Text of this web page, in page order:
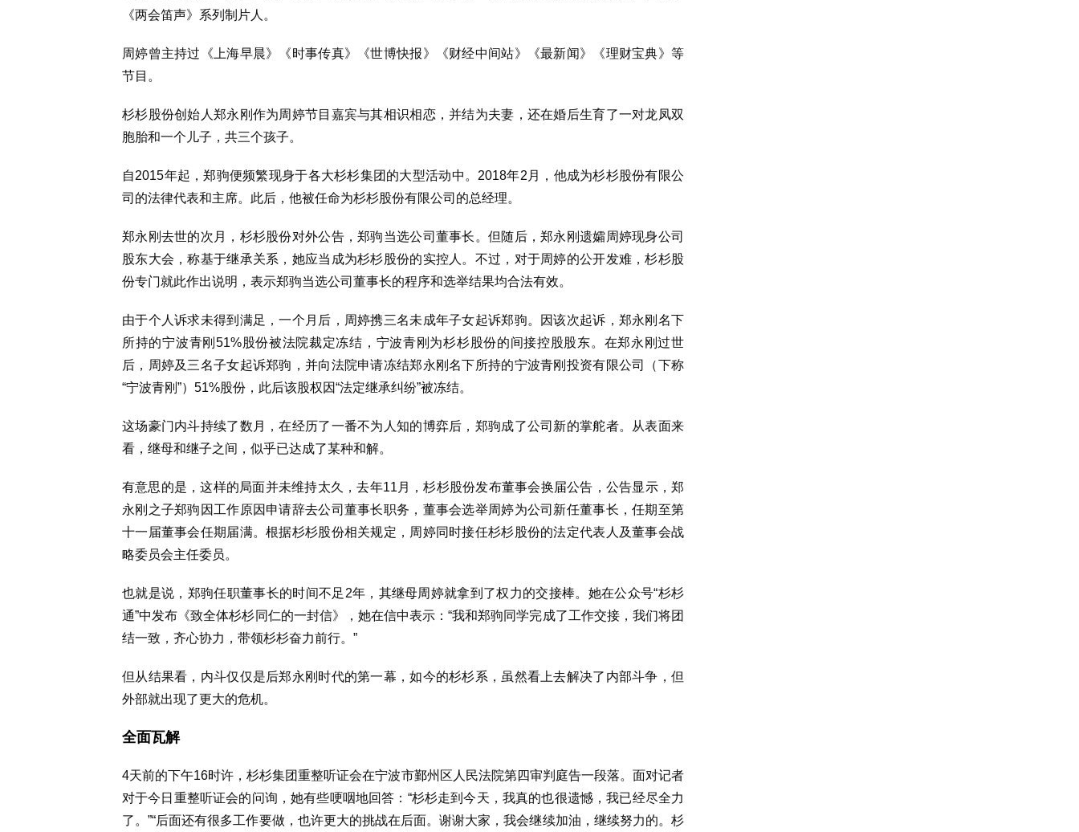
《两会笛声》系列制片人。
周婷曾主持过《上海早晨》《时事传真》《世博快报》《财经中间站》《最新闻》《理财宝典》等
节目。
杉杉股份创始人郑永刚作为周婷节目嘉宾与其相识相恋，并结为夫妻，还在婚后生育了一对龙凤双
胞胎和一个儿子，共三个孩子。
自2015年起，郑驹便频繁现身于各大杉杉集团的大型活动中。2018年2月，他成为杉杉股份有限公
司的法律代表和主席。此后，他被任命为杉杉股份有限公司的总经理。
郑永刚去世的次月，杉杉股份对外公告，郑驹当选公司董事长。但随后，郑永刚遗孀周婷现身公司
股东大会，称基于继承关系，她应当成为杉杉股份的实控人。不过，对于周婷的公开发难，杉杉股
份专门就此作出说明，表示郑驹当选公司董事长的程序和选举结果均合法有效。
由于个人诉求未得到满足，一个月后，周婷携三名未成年子女起诉郑驹。因该次起诉，郑永刚名下
所持的宁波青刚51%股份被法院裁定冻结，宁波青刚为杉杉股份的间接控股股东。在郑永刚过世
后，周婷及三名子女起诉郑驹，并向法院申请冻结郑永刚名下所持的宁波青刚投资有限公司（下称
“宁波青刚”）51%股份，此后该股权因“法定继承纠纷”被冻结。
这场豪门内斗持续了数月，在经历了一番不为人知的博弈后，郑驹成了公司新的掌舵者。从表面来
看，继母和继子之间，似乎已达成了某种和解。
有意思的是，这样的局面并未维持太久，去年11月，杉杉股份发布董事会换届公告，公告显示，郑
永刚之子郑驹因工作原因申请辞去公司董事长职务，董事会选举周婷为公司新任董事长，任期至第
十一届董事会任期届满。根据杉杉股份相关规定，周婷同时接任杉杉股份的法定代表人及董事会战
略委员会主任委员。
也就是说，郑驹任职董事长的时间不足2年，其继母周婷就拿到了权力的交接棒。她在公众号“杉杉
通”中发布《致全体杉杉同仁的一封信》，她在信中表示：“我和郑驹同学完成了工作交接，我们将团
结一致，齐心协力，带领杉杉奋力前行。”
但从结果看，内斗仅仅是后郑永刚时代的第一幕，如今的杉杉系，虽然看上去解决了内部斗争，但
外部就出现了更大的危机。
全面瓦解
4天前的下午16时许，杉杉集团重整听证会在宁波市鄞州区人民法院第四审判庭告一段落。面对记者
对于今日重整听证会的问询，她有些哽咽地回答：“杉杉走到今天，我真的也很遗憾，我已经尽全力
了。”“后面还有很多工作要做，也许更大的挑战在后面。谢谢大家，我会继续加油，继续努力的。杉